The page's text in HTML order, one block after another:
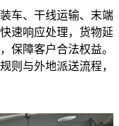
车、干线运输、末端
速响应处理，货物延
保障客户合法权益。
则与外地派送流程，